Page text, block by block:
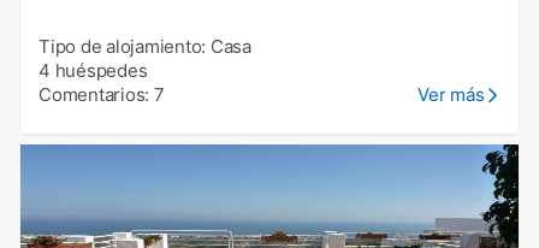
Tipo de alojamiento: Casa
4 huéspedes
Comentarios: 7
Ver más